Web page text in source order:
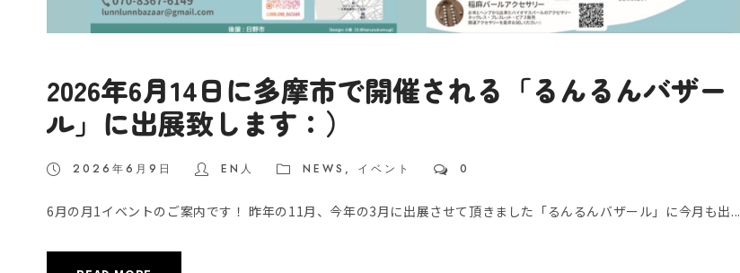
2026年6月14日に多摩市で開催される「るんるんバザー
ル」に出展致します：）
2026年6月9日 EN人 NEWS , イベント 0
6月の月1イベントのご案内です！ 昨年の11月、今年の3月に出展させて頂きました「るんるんバザール」に今月も出...